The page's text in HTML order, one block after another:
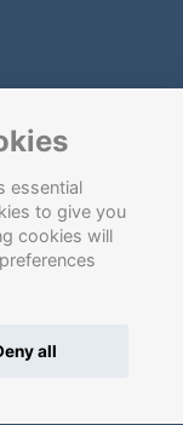
energizado por
essential
to give you
cookies will
all